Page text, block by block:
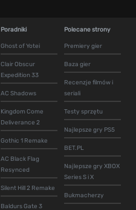
Poradniki
Ghost of Yotei
Clair Obscur
Expedition 33
AC Shadows
Kingdom Come
Deliverance 2
Gothic 1 Remake
AC Black Flag
Resynced
Silent Hill 2 Remake
Baldurs Gate 3
Polecane strony
Premiery gier
Baza gier
Recenzje filmów i
seriali
Testy sprzętu
Najlepsze gry PS5
BET.PL
Najlepsze gry XBOX
Series S i X
Bukmacherzy